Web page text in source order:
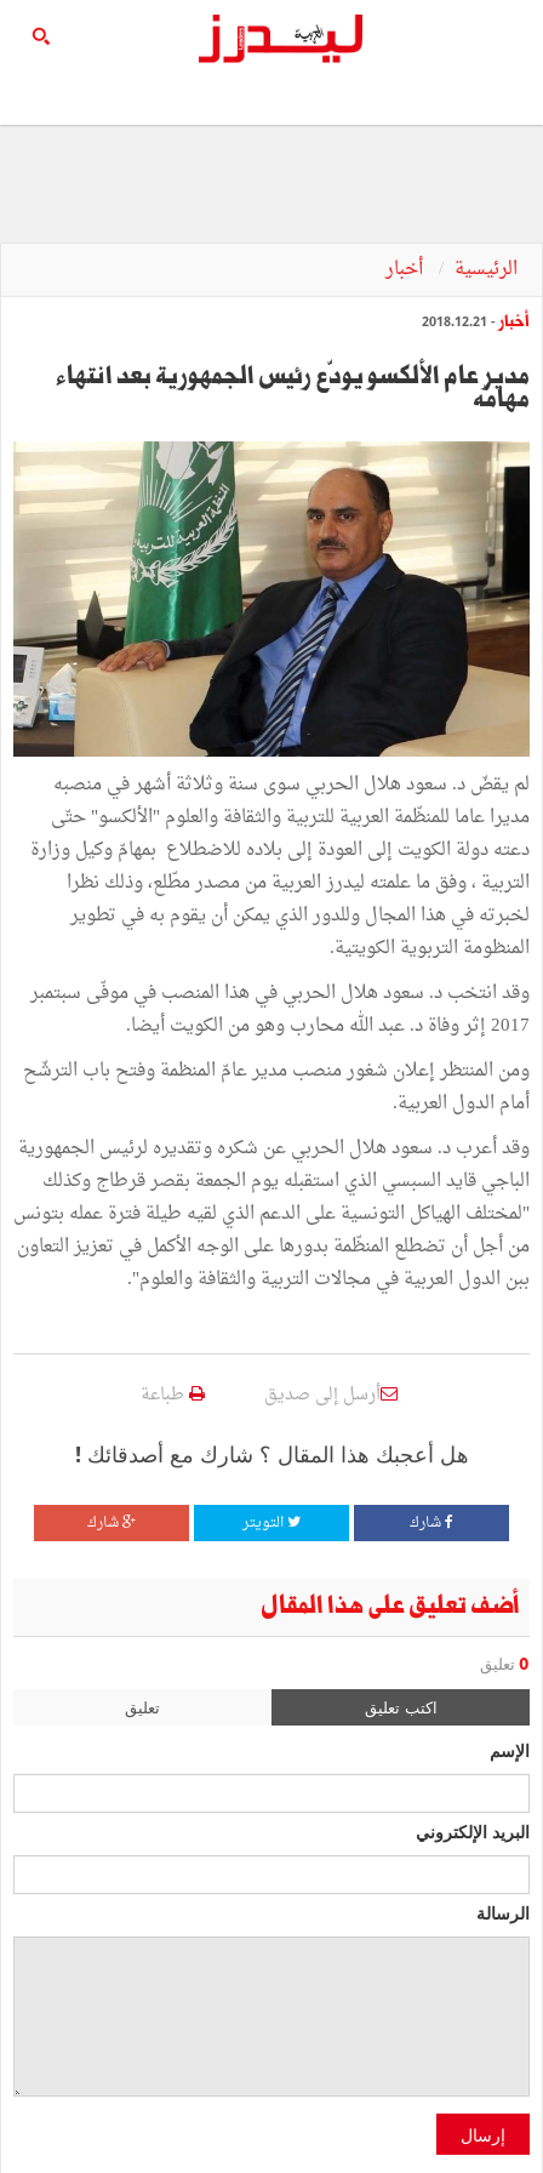
الرئيسية أخبار
أخبار - 2018.12.21
مدير عام الألكسو يودّع رئيس الجمهورية بعد انتهاء
مهامّه
لم يقضّ د. سعود هلال الحربي سوى سنة وثلاثة أشهر في منصبه
مديرا عاما للمنظّمة العربية للتربية والثقافة والعلوم "الألكسو" حتّى
دعته دولة الكويت إلى العودة إلى بلاده للاضطلاع بمهامّ وكيل وزارة
التربية ، وفق ما علمته ليدرز العربية من مصدر مطّلع، وذلك نظرا
لخبرته في هذا المجال وللدور الذي يمكن أن يقوم به في تطوير
المنظومة التربوية الكويتية.
وقد انتخب د. سعود هلال الحربي في هذا المنصب في موفّى سبتمبر
2017 إثر وفاة د. عبد الله محارب وهو من الكويت أيضا.
ومن المنتظر إعلان شغور منصب مدير عامّ المنظمة وفتح باب الترشّح
أمام الدول العربية.
وقد أعرب د. سعود هلال الحربي عن شكره وتقديره لرئيس الجمهورية
الباجي قايد السبسي الذي استقبله يوم الجمعة بقصر قرطاج وكذلك
"لمختلف الهياكل التونسية على الدعم الذي لقيه طيلة فترة عمله بتونس
من أجل أن تضطلع المنظّمة بدورها على الوجه الأكمل في تعزيز التعاون
ببن الدول العربية في مجالات التربية والثقافة والعلوم".
أرسل إلى صديق طباعة
هل أعجبك هذا المقال ؟ شارك مع أصدقائك !
شارك التويتر شارك
أضف تعليق على هذا المقال
0 تعليق
اكتب تعليق تعليق
الإسم
البريد الإلكتروني
الرسالة
إرسال